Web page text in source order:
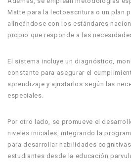
Matte para la lectoescritura o un plan
alineándose con los estándares
propio que responde a las
El sistema incluye un diagnóstico,
constante para asegurar el
aprendizaje y ajustarlos según las
especiales.
Por otro lado, se promueve el
niveles iniciales, integrando la
para desarrollar habilidades
estudiantes desde la educación